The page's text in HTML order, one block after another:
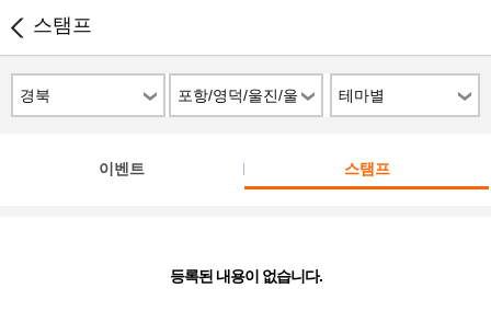
스탬프
경북
포항/영덕/울진/울
릉도/청송
테마별
이벤트 스탬프
등록된 내용이 없습니다.